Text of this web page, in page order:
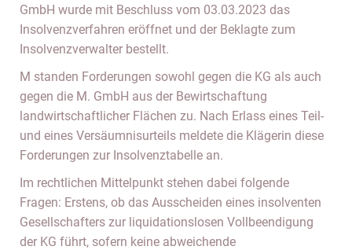
GmbH wurde mit Beschluss vom 03.03.2023 das
Insolvenzverfahren eröffnet und der Beklagte zum
Insolvenzverwalter bestellt.
M standen Forderungen sowohl gegen die KG als auch
gegen die M. GmbH aus der Bewirtschaftung
landwirtschaftlicher Flächen zu. Nach Erlass eines Teil-
und eines Versäumnisurteils meldete die Klägerin diese
Forderungen zur Insolvenztabelle an.
Im rechtlichen Mittelpunkt stehen dabei folgende
Fragen: Erstens, ob das Ausscheiden eines insolventen
Gesellschafters zur liquidationslosen Vollbeendigung
der KG führt, sofern keine abweichende